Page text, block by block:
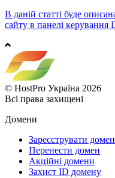
В даній статті буде
сайту в панелі керування
© HostPro Україна 2026
Всі права захищені
Домени
Зареєструвати домен
Перенести домен
Акційні домени
Захист ID домену